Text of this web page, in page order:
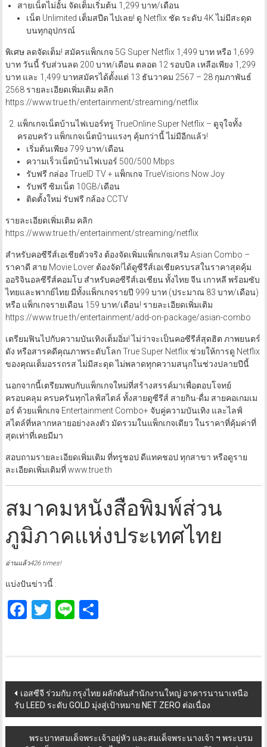
สายเน็ตไม่อั้น จัดเต็มเริ่มต้น 1,299 บาท/เดือน
เน็ต Unlimited เต็มสปีด ไปเลย! ดู Netflix ชัด ระดับ 4K ไม่มีสะดุด
บนทุกอุปกรณ์
พิเศษ ลดจัดเต็ม! สมัครแพ็กเกจ 5G Super Netflix 1,499 บาท หรือ 1,699
บาท วันนี้ รับส่วนลด 200 บาท/เดือน ตลอด 12 รอบบิล เหลือเพียง 1,299
บาท และ 1,499 บาทสมัครได้ตั้งแต่ 13 ธันวาคม 2567 – 28 กุมภาพันธ์
2568 รายละเอียดเพิ่มเติม คลิก
https://www.true.th/entertainment/streaming/netflix
แพ็กเกจเน็ตบ้านไฟเบอร์ทรู TrueOnline Super Netflix – ดูจุใจทั้ง
ครอบครัว แพ็กเกจเน็ตบ้านแรงๆ คุ้มกว่านี้ ไม่มีอีกแล้ว!
เริ่มต้นเพียง 799 บาท/เดือน
ความเร็วเน็ตบ้านไฟเบอร์ 500/500 Mbps
รับฟรี กล่อง TrueID TV + แพ็กเกจ TrueVisions Now Joy
รับฟรี ซิมเน็ต 10GB/เดือน
ติดตั้งใหม่ รับฟรี กล้อง CCTV
รายละเอียดเพิ่มเติม คลิก
https://www.true.th/entertainment/streaming/netflix
สำหรับคอซีรีส์เอเชียตัวจริง ต้องจัดเพิ่มแพ็กเกจเสริม Asian Combo –
ราคาดี สาย Movie Lover ต้องจัด!ได้ดูซีรีส์เอเชียครบรสในราคาสุดคุ้ม
ออริจินอลซีรีส์คอมโบ สำหรับคอซีรีส์เอเชียน ทั้งไทย จีน เกาหลี พร้อมซับ
ไทยและพากย์ไทย มีทั้งแพ็กเกจรายปี 999 บาท (ประมาณ 83 บาท/เดือน)
หรือ แพ็กเกจรายเดือน 159 บาท/เดือน! รายละเอียดเพิ่มเติม
https://www.true.th/entertainment/add-on-package/asian-combo
เตรียมฟินไปกับความบันเทิงเต็มอิ่ม! ไม่ว่าจะเป็นคอซีรีส์สุดฮิต ภาพยนตร์
ดัง หรือสารคดีคุณภาพระดับโลก True Super Netflix ช่วยให้การดู Netflix
ของคุณเต็มอรรถรส ไม่มีสะดุด ไม่พลาดทุกความสนุกในช่วงปลายปีนี้
นอกจากนี้เตรียมพบกับแพ็กเกจใหม่ที่สร้างสรรค์มาเพื่อตอบโจทย์
ครอบคลุม ครบครันทุกไลฟ์สไตล์ ทั้งสายดูซีรีส์ สายกิน-ดื่ม สายคอเกมเม
อร์ ด้วยแพ็กเกจ Entertainment Combo+ จับคู่ความบันเทิง และไลฟ์
สไตล์ที่หลากหลายอย่างลงตัว มัดรวมในแพ็กเกจเดียว ในราคาที่คุ้มค่าที่
สุดเท่าที่เคยมีมา
สอบถามรายละเอียดเพิ่มเติม ที่ทรูชอป ดีแทคชอป ทุกสาขา หรือดูราย
ละเอียดเพิ่มเติมที่ www.true.th
สมาคมหนังสือพิมพ์ส่วน
ภูมิภาคแห่งประเทศไทย
อ่านแล้ว426 times!
แบ่งปันข่าวนี้ :
Facebook
Twitter
LineShare
Post
navigation
เอสซีจี ร่วมกับ กรุงไทย ผลักดันสำนักงานใหญ่ อาคารนานาเหนือ
รับ LEED ระดับ GOLD มุ่งสู่เป้าหมาย NET ZERO ต่อเนื่อง
พระบาทสมเด็จพระเจ้าอยู่หัว และสมเด็จพระนางเจ้า ฯ พระบรม